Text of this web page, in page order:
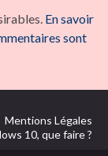
En savoir
sont
Mentions Légales
10, que faire ?